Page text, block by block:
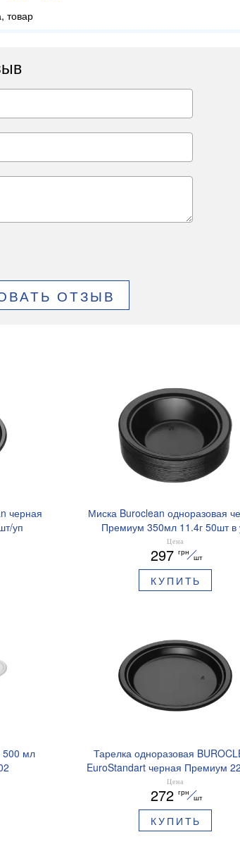
товар
ОТЗЫВ
черная
уп
Миска Buroclean одноразовая
Премиум 350мл 11.4г 50шт в
EuroStandart 1080123
Цена
297 грн
шт
КУПИТЬ
500 мл
Тарелка одноразовая
EuroStandart черная Премиум
25шт 1080126
Цена
272 грн
шт
КУПИТЬ